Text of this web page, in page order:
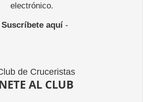
electrónico.
Suscríbete aquí-
AL CLUB